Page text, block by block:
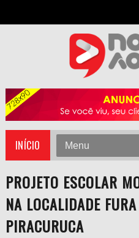
INÍCIO
PROJETO ESCOLAR
NA LOCALIDADE
PIRACURUCA